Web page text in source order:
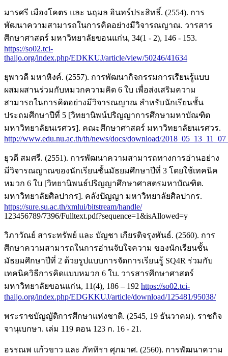
มารศรี เมืองโคตร และ นฤมล อินทร์ประสิทธิ์. (2554). การ
พัฒนาความสามารถในการคิดอย่างมีวิจารณญาณ. วารสาร
ศึกษาศาสตร์ มหาวิทยาลัยขอนแก่น, 34(1 - 2), 146 - 153.
https://so02.tci-
thaijo.org/index.php/EDKKUJ/article/view/50246/41634
ยุพาวดี มหาหิงค์. (2557). การพัฒนากิจกรรมการเรียนรู้แบบ
ผสมผสานร่วมกับหมวกความคิด 6 ใบ เพื่อส่งเสริมความ
สามารถในการคิดอย่างมีวิจารณญาณ สำหรับนักเรียนชั้น
ประถมศึกษาปีที่ 5 [วิทยานิพน์ปริญญาการศึกษามหาบัณฑิต
มหาวิทยาลัยนเรศวร]. คณะศึกษาศาสตร์ มหาวิทยาลัยนเรศวร.
http://www.edu.nu.ac.th/th/news/docs/download/
ยุวดี สมศรี. (2551). การพัฒนาความสามารถทางการอ่านอย่าง
มีวิจารณญาณของนักเรียนชั้นมัธยมศึกษาปีที่ 3 โดยใช้เทคนิค
หมวก 6 ใบ [วิทยานิพนธ์ปริญญาศึกษาศาสตรมหาบัณฑิต.
มหาวิทยาลัยศิลปากร]. คลังปัญญา มหาวิทยาลัยศิลปากร.
https://sure.su.ac.th/xmlui/bitstream/handle/
123456789/7396/Fulltext.pdf?sequence=1&isAllowed=y
วิภาวัณย์ สาระทรัพย์ และ บัญชา เกียรติจรุงพันธ์. (2560). การ
ศึกษาความสามารถในการอ่านจับใจความ ของนักเรียนชั้น
มัธยมศึกษาปีที่ 2 ด้วยรูปแบบการจัดการเรียนรู้ SQ4R ร่วมกับ
เทคนิควิธีการคิดแบบหมวก 6 ใบ. วารสารศึกษาศาสตร์
มหาวิทยาลัยขอนแก่น, 11(4), 186 – 192 https://so02.tci-
thaijo.org/index.php/EDGKKUJ/article/download/125481/95038/
พระราชบัญญัติการศึกษาแห่งชาติ. (2545, 19 ธันวาคม). ราชกิจ
จานุเบกษา. เล่ม 119 ตอน 123 ก. 16 - 21.
อรรณพ แก้วขาว และ ภัททิรา ศุภมาศ. (2560). การพัฒนาความ